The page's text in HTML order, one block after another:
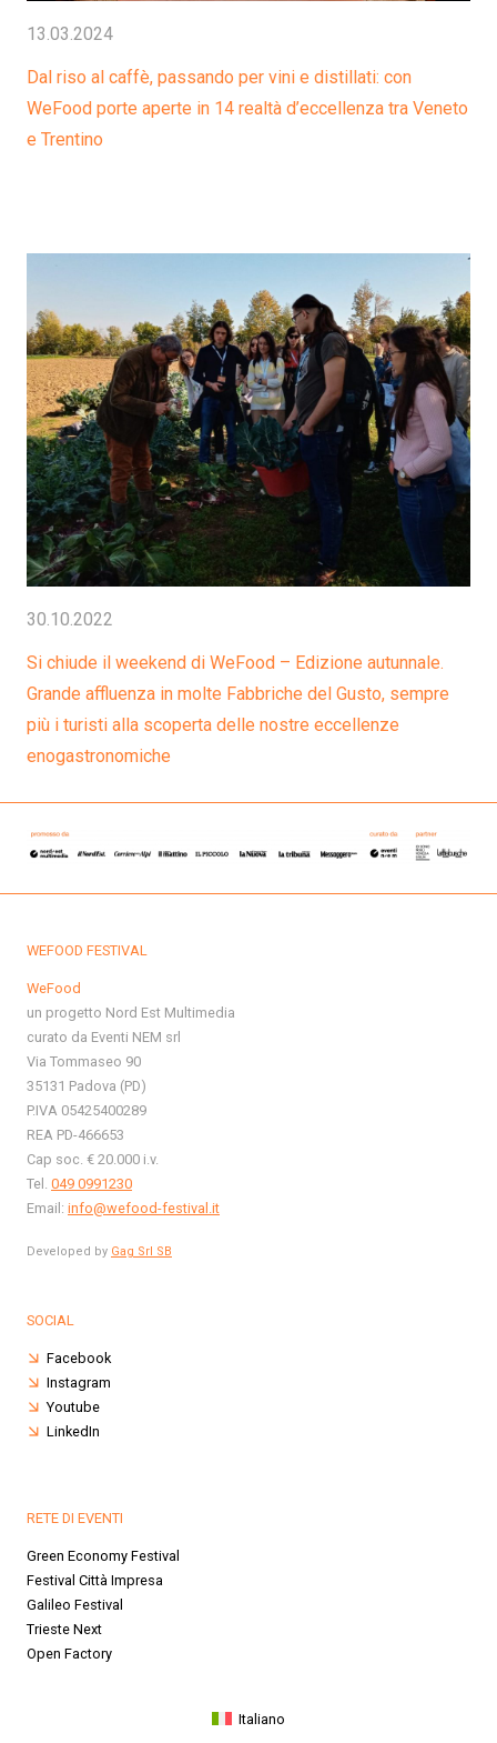
13.03.2024
Dal riso al caffè, passando per vini e distillati: con
WeFood porte aperte in 14 realtà d’eccellenza tra Veneto
e Trentino
30.10.2022
Si chiude il weekend di WeFood – Edizione autunnale.
Grande affluenza in molte Fabbriche del Gusto, sempre
più i turisti alla scoperta delle nostre eccellenze
enogastronomiche
WEFOOD FESTIVAL
WeFood
un progetto Nord Est Multimedia
curato da Eventi NEM srl
Via Tommaseo 90
35131 Padova (PD)
P.IVA 05425400289
REA PD-466653
Cap soc. € 20.000 i.v.
Tel. 049 0991230
Email: info@wefood-festival.it
Developed by Gag Srl SB
SOCIAL
Facebook
Instagram
Youtube
LinkedIn
RETE DI EVENTI
Green Economy Festival
Festival Città Impresa
Galileo Festival
Trieste Next
Open Factory
Italiano